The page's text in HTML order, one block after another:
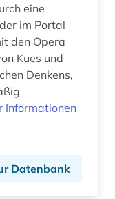
eine
den Opera
Kues und
Denkens,
Informationen
Datenbank